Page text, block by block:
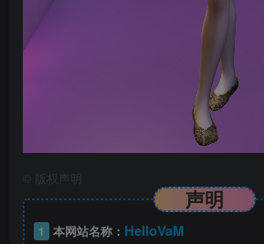
版权声明
声明
1 本网站名称： HelloVaM